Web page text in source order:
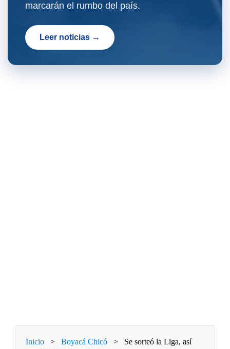
marcarán el rumbo del país.
Leer noticias →
Inicio > Boyacá Chicó >
Se sorteó la Liga, así